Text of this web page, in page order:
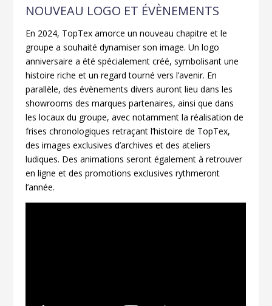
NOUVEAU LOGO ET ÉVÈNEMENTS
En 2024, TopTex amorce un nouveau chapitre et le
groupe a souhaité dynamiser son image. Un logo
anniversaire a été spécialement créé, symbolisant une
histoire riche et un regard tourné vers l’avenir. En
parallèle, des évènements divers auront lieu dans les
showrooms des marques partenaires, ainsi que dans
les locaux du groupe, avec notamment la réalisation de
frises chronologiques retraçant l’histoire de TopTex,
des images exclusives d’archives et des ateliers
ludiques. Des animations seront également à retrouver
en ligne et des promotions exclusives rythmeront
l’année.